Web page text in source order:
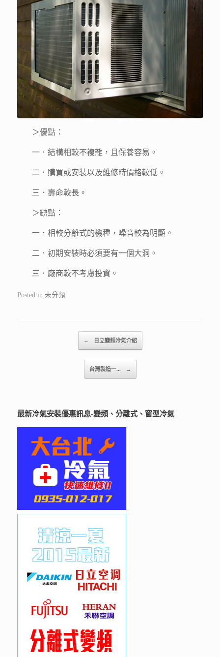
＞優點：
一．結構相較不複雜，且保養容易。
二．購買或安裝以及維修時價格較低。
三．壽命較長。
＞缺點：
一．相較分離式的機種，噪音較為明顯。
二．初期安裝時必須要有一個大洞。
三．廠商較不考慮投資。
Posted in 未分類.
← 日立變頻冷氣介紹
台灣製造一... →
最新冷氣安裝優惠訊息-變頻、分離式、窗型冷氣